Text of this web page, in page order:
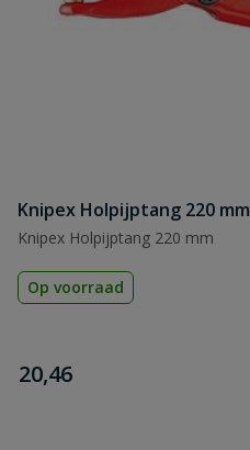
Knipex Holpijptang 220 mm
Knipex Holpijptang 220 mm
Op voorraad
€
20,46